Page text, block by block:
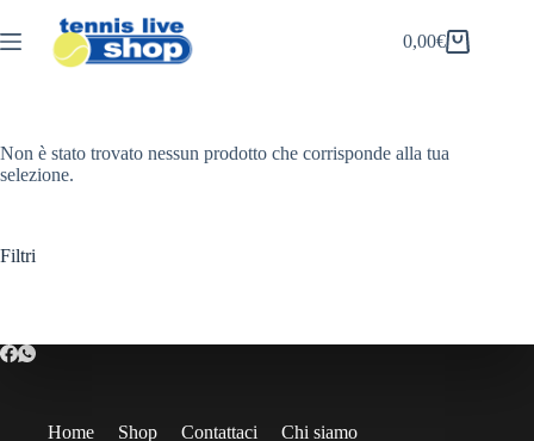
al
contenuto
Carrello
0,00€
Non è stato trovato nessun prodotto che corrisponde alla tua
selezione.
Filtri
Home Shop Contattaci
Chi siamo